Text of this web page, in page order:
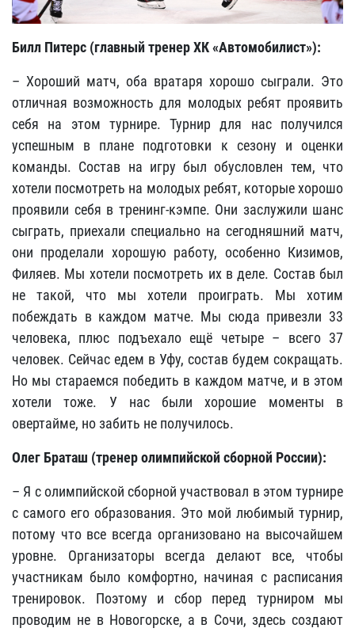
Билл Питерс (главный тренер ХК «Автомобилист»):
– Хороший матч, оба вратаря хорошо сыграли. Это
отличная возможность для молодых ребят проявить
себя на этом турнире. Турнир для нас получился
успешным в плане подготовки к сезону и оценки
команды. Состав на игру был обусловлен тем, что
хотели посмотреть на молодых ребят, которые хорошо
проявили себя в тренинг-кэмпе. Они заслужили шанс
сыграть, приехали специально на сегодняшний матч,
они проделали хорошую работу, особенно Кизимов,
Филяев. Мы хотели посмотреть их в деле. Состав был
не такой, что мы хотели проиграть. Мы хотим
побеждать в каждом матче. Мы сюда привезли 33
человека, плюс подъехало ещё четыре – всего 37
человек. Сейчас едем в Уфу, состав будем сокращать.
Но мы стараемся победить в каждом матче, и в этом
хотели тоже. У нас были хорошие моменты в
овертайме, но забить не получилось.
Олег Браташ (тренер олимпийской сборной России):
– Я с олимпийской сборной участвовал в этом турнире
с самого его образования. Это мой любимый турнир,
потому что все всегда организовано на высочайшем
уровне. Организаторы всегда делают все, чтобы
участникам было комфортно, начиная с расписания
тренировок. Поэтому и сбор перед турниром мы
проводим не в Новогорске, а в Сочи, здесь создают